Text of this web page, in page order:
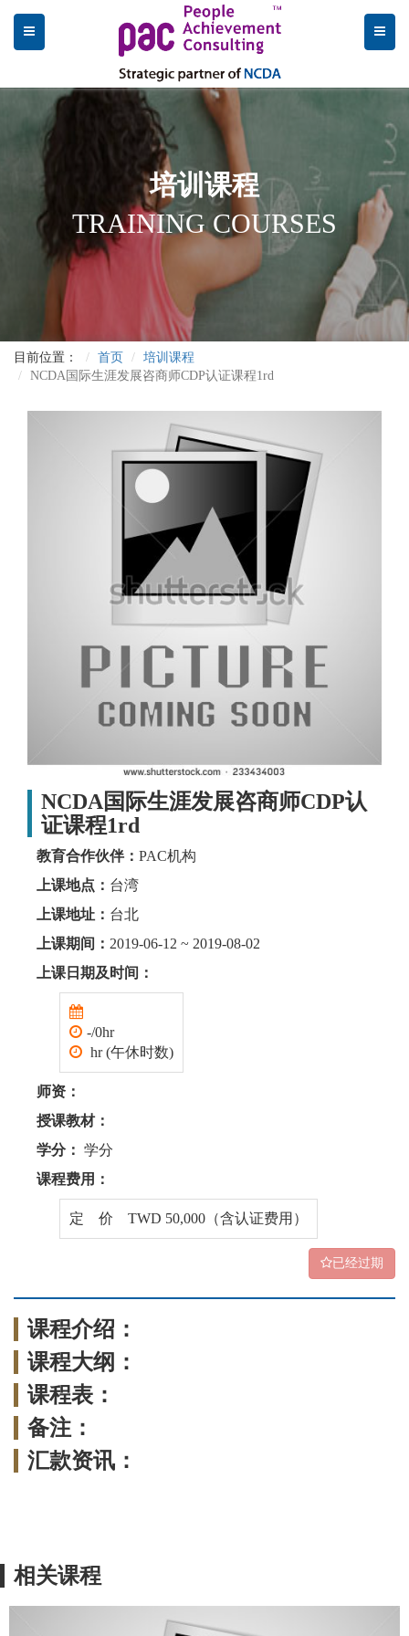
培训课程
TRAINING COURSES
目前位置： 首页
培训课程
NCDA国际生涯发展咨商师CDP认证课程1rd
NCDA国际生涯发展咨商师CDP认
证课程1rd
教育合作伙伴： PAC机构
上课地点： 台湾
上课地址： 台北
上课期间： 2019-06-12 ~ 2019-08-02
上课日期及时间：
-/0hr
hr (午休时数)
师资：
授课教材：
学分： 学分
课程费用：
定 价 TWD 50,000（含认证费用）
已经过期
课程介绍：
课程大纲：
课程表：
备注：
汇款资讯：
相关课程